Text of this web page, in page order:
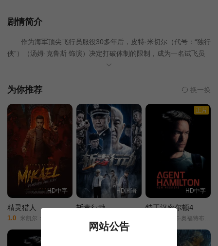
剧情简介
作为海军顶尖飞行员服役30多年后，皮特·米切尔（代号：“独行
侠”）（汤姆·克鲁斯 饰演）决定打破体制的限制，成为一名试飞员
接受更大的挑战。当他接到命令，为一项高难度特殊任务训练一
代号“笨鹅”的尼克·布拉德肖中尉之子布莱德利·布拉德肖中尉（代
须战胜内心深处的恐惧。因此，他参与了一项需要巨大牺牲才能完
成的任务。
为你推荐 换一换
HD中字
精灵猎人
1.0 米凯尔：双重猎手/
HD国语
斩毒行动
正片
HD中字
特工汉密尔顿4
雅各布·奥福特布罗/
网站公告